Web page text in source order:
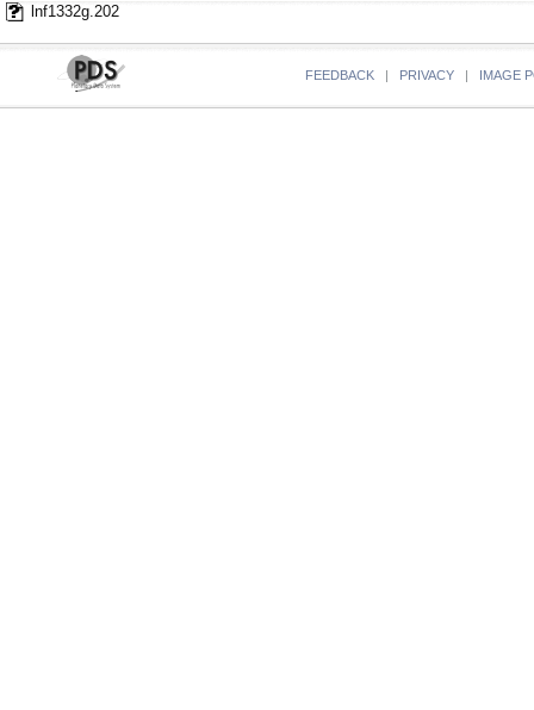
lnf1332g.202
FEEDBACK | PRIVACY | IMAGE